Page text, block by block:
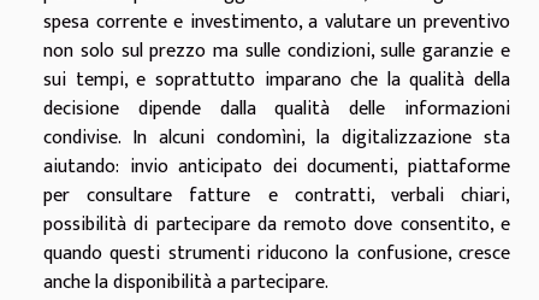
spesa corrente e investimento, a valutare un preventivo
non solo sul prezzo ma sulle condizioni, sulle garanzie e
sui tempi, e soprattutto imparano che la qualità della
decisione dipende dalla qualità delle informazioni
condivise. In alcuni condomìni, la digitalizzazione sta
aiutando: invio anticipato dei documenti, piattaforme
per consultare fatture e contratti, verbali chiari,
possibilità di partecipare da remoto dove consentito, e
quando questi strumenti riducono la confusione, cresce
anche la disponibilità a partecipare.